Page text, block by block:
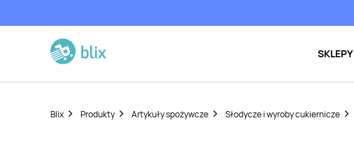
SKLEPY
Blix Produkty Artykuły spożywcze Słodycze i wyroby cukiernicze